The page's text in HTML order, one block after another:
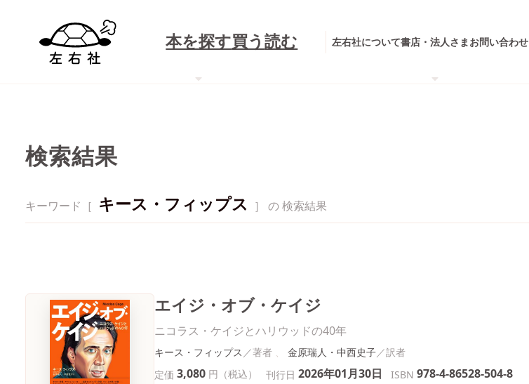
本を探す買う読む 左右社について書店・法人さまお問い合わせ
検索結果
キーワード［ キース・フィップス ］ の 検索結果
エイジ・オブ・ケイジ
ニコラス・ケイジとハリウッドの40年
キース・フィップス
金原瑞人・中西史子
定価 3,080 円（税込） 刊行日 2026年01月30日 ISBN 978-4-86528-504-8